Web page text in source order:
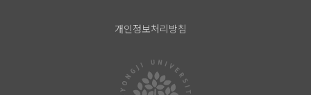
개인정보처리방침